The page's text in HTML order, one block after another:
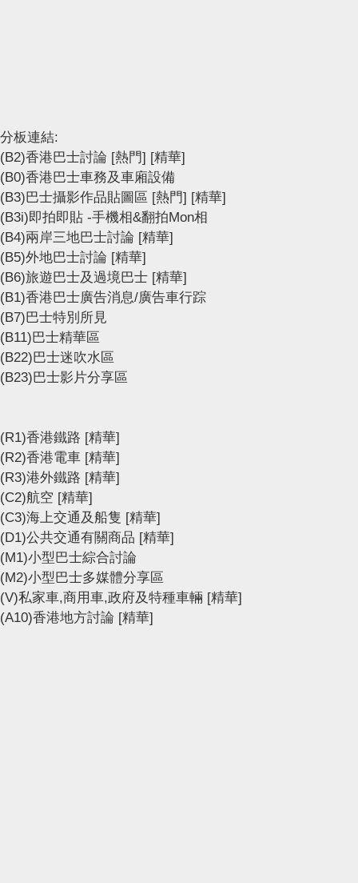
分板連結:
(B2)香港巴士討論 [熱門] [精華]
(B0)香港巴士車務及車廂設備
(B3)巴士攝影作品貼圖區 [熱門] [精華]
(B3i)即拍即貼 -手機相&翻拍Mon相
(B4)兩岸三地巴士討論 [精華]
(B5)外地巴士討論 [精華]
(B6)旅遊巴士及過境巴士 [精華]
(B1)香港巴士廣告消息/廣告車行踪
(B7)巴士特別所見
(B11)巴士精華區
(B22)巴士迷吹水區
(B23)巴士影片分享區
(R1)香港鐵路 [精華]
(R2)香港電車 [精華]
(R3)港外鐵路 [精華]
(C2)航空 [精華]
(C3)海上交通及船隻 [精華]
(D1)公共交通有關商品 [精華]
(M1)小型巴士綜合討論
(M2)小型巴士多媒體分享區
(V)私家車,商用車,政府及特種車輛 [精華]
(A10)香港地方討論 [精華]